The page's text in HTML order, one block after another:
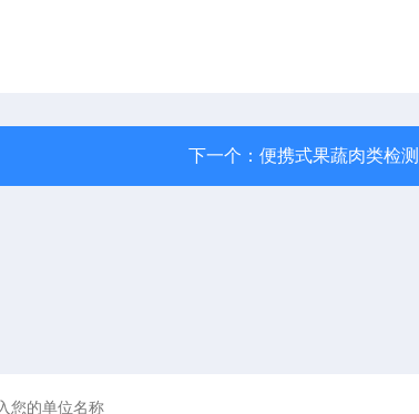
下一个： 便携式果蔬肉类检